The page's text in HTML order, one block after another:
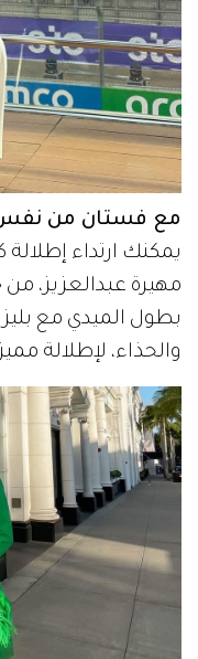
مع فستان من نفس
يمكنك ارتداء
مهيرة عبدالعزيز،
بطول الميدي مع
والحذاء، لإطلالة